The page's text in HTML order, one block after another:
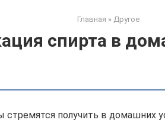
Главная » Другое
спирта в
стремятся получить в домашних